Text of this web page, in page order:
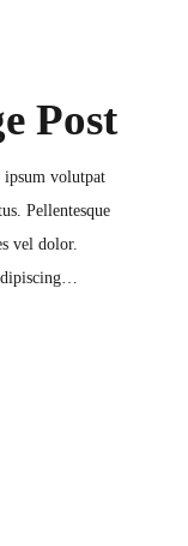
Post
ipsum volutpat
Pellentesque
vel dolor.